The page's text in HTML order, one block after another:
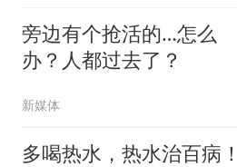
旁边有个抢活的…怎么
办？人都过去了？
新媒体
多喝热水，热水治百病！